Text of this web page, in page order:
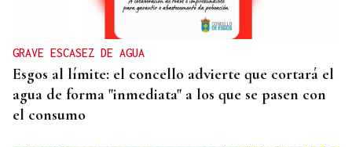
GRAVE ESCASEZ DE AGUA
Esgos al límite: el concello advierte que cortará el
agua de forma "inmediata" a los que se pasen con
el consumo